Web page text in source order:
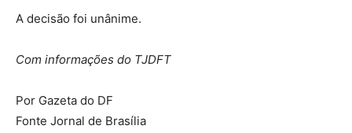
A decisão foi unânime.
Com informações do TJDFT
Por Gazeta do DF
Fonte Jornal de Brasília